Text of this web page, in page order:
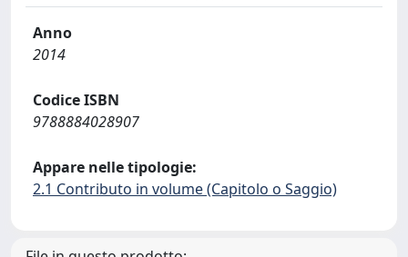
Anno
2014
Codice ISBN
9788884028907
Appare nelle tipologie:
2.1 Contributo in volume (Capitolo o Saggio)